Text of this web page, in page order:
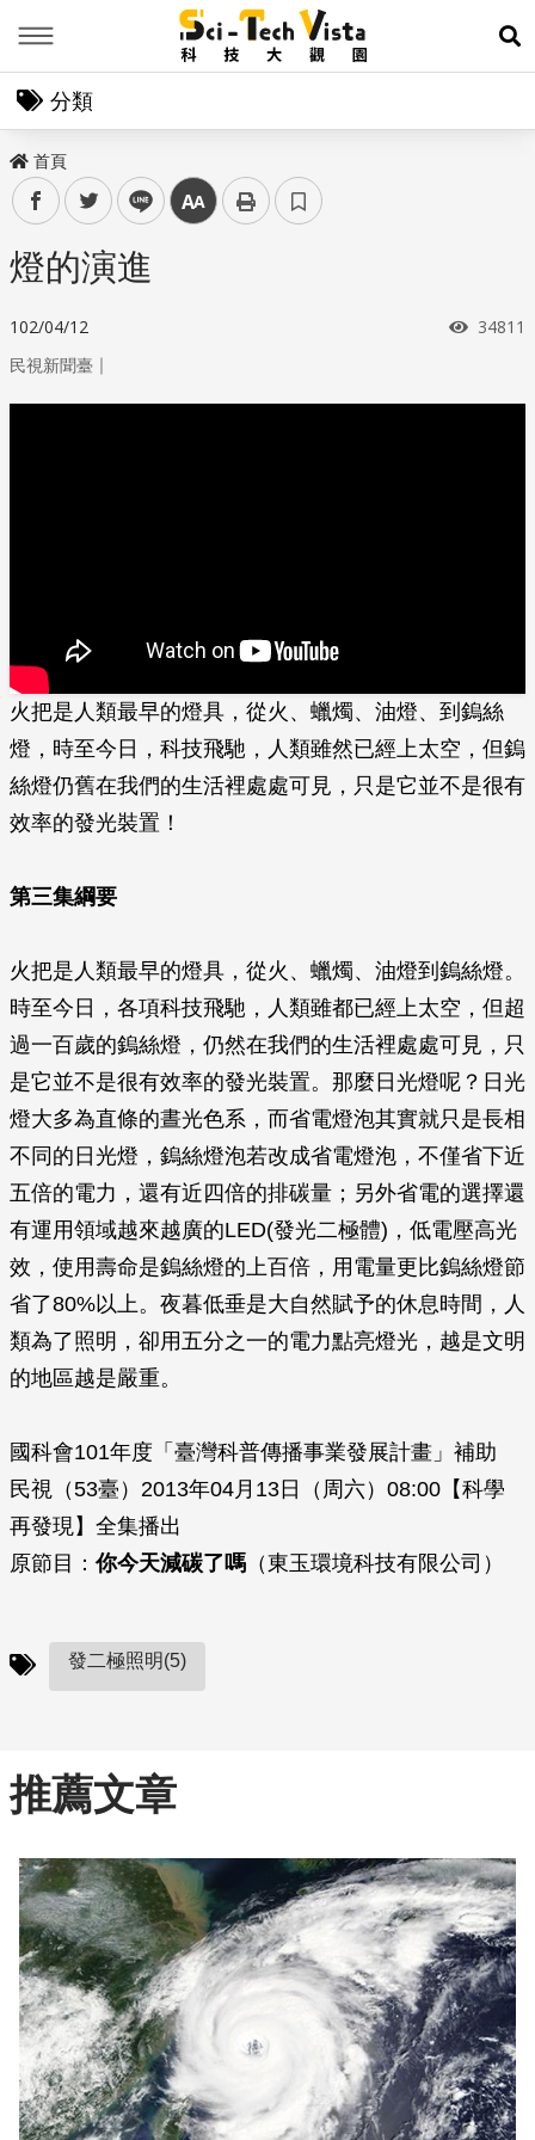
展
分類
首頁
facebooktwitter line 中
燈的演進
102/04/12 瀏覽次
34811
民視新聞臺 ｜
火把是人類最早的燈具，從火、蠟燭、油燈、到鎢絲
燈，時至今日，科技飛馳，人類雖然已­經上太空，但鎢
絲燈仍舊在我們的生活裡處處可見，只是它並不是很有
效率的發光裝置！
第三集綱要
火把是人類最早的燈具，從火、蠟燭、油燈到鎢絲燈。
時至今日，各項科技飛馳，人類雖都已經上太空，但超
過一百歲的鎢絲燈，仍然在我們的生活裡處處可見，只
是它並不是很有效率的發光裝置。那麼日光燈呢？日光
燈大多為直條的晝光色系，而省電燈泡其實就只是長相
不同的日光燈，鎢絲燈泡若改成省電燈泡，不僅省下近
五倍的電力，還有近四倍的排碳量；另外省電的選擇還
有運用領域越來越廣的LED(發光二極體)，低電壓高光
效，使用壽命是鎢絲燈的上百倍，用電量更比鎢絲燈節
省了80%以上。夜暮低垂是大自然賦予的休息時間，人
類為了照明，卻用五分之一的電力點亮燈光，越是文明
的地區越是嚴重。
國科會101年度「臺灣科普傳播事業發展計畫」補助
民視（53臺）2013年04月13日（周六）08:00【科學
再發現】全集播出
原節目：你今天減碳了嗎 （東玉環境科技有限公司）
發二極照明(5)
推薦文章